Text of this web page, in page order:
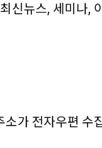
신뉴스, 세미나,
가 전자우편 수